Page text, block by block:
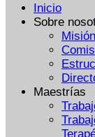
Inicio
Sobre
Maestrías